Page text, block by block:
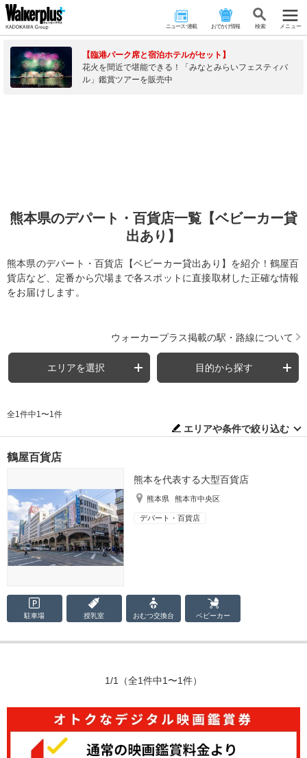
ニュース･連載 おでかけ情報 検 索 メニュー
【臨港パーク席と宿泊ホテルがセット】
花火を間近で堪能できる！「みなとみらいフェスティバ
ル」鑑賞ツアーを販売中
熊本県のデパート・百貨店一覧【ベビーカー貸
出あり】
熊本県のデパート・百貨店【ベビーカー貸出あり】を紹介！鶴屋百
貨店など、定番から穴場まで各スポットに直接取材した正確な情報
をお届けします。
ウォーカープラス掲載の駅・路線について
エリアを選択 目的から探す
全1件中1〜1件
エリアや条件で絞り込む
鶴屋百貨店
熊本を代表する大型百貨店
熊本県 熊本市中央区
デパート・百貨店
駐車場 授乳室 おむつ交換台 ベビーカー
1/1 （全1件中1〜1件）